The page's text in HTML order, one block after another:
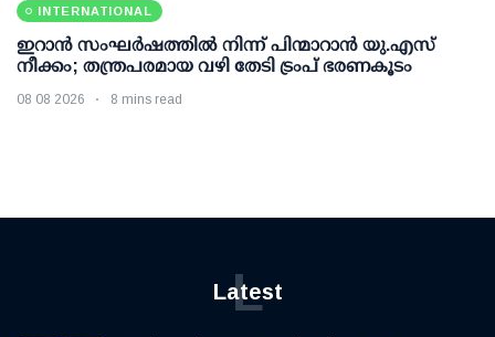
INTERNATIONAL
ഇറാന്‍ സംഘര്‍ഷത്തില്‍ നിന്ന് പിന്മാറാന്‍ യു.എസ്
നീക്കം; തന്ത്രപരമായ വഴി തേടി ട്രംപ് ഭരണകൂടം
08 08 2026 8 mins read
Latest
L